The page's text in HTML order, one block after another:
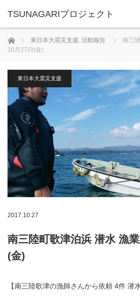
TSUNAGARIプロジェクト
ホーム 東日本大震災支援, 活動報告
南三
10月27日(金)
東日本大震災支援
2017.10.27
南三陸町歌津泊浜 潜水 漁
(金)
【南三陸歌津の漁師さんから依頼 4件 潜